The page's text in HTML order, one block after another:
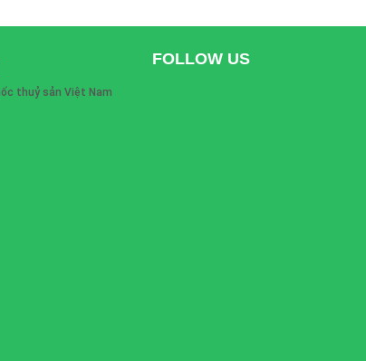
FOLLOW US